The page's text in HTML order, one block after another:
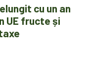
cu un an
UE fructe și